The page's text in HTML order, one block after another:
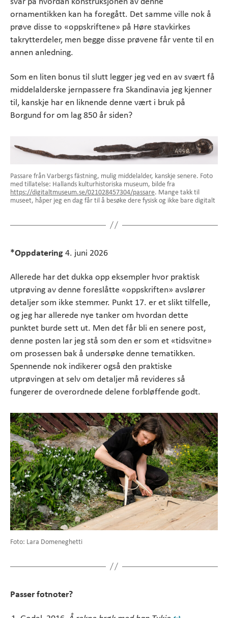
ornamentikken kan ha foregått. Det samme ville nok å
prøve disse to «oppskriftene» på Høre stavkirkes
takrytterdeler, men begge disse prøvene får vente til en
annen anledning.
Som en liten bonus til slutt legger jeg ved en av svært få
middelalderske jernpassere fra Skandinavia jeg kjenner
til, kanskje har en liknende denne vært i bruk på
Borgund for om lag 850 år siden?
Passare från Varbergs fästning, mulig middelalder, kanskje senere. Foto
med tillatelse: Hallands kulturhistoriska museum, bilde fra
https://digitaltmuseum.se/021028457304/passare. Mange takk til
museet, håper jeg en dag får til å besøke dere fysisk og ikke bare digitalt
*Oppdatering 4. juni 2026
Allerede har det dukka opp eksempler hvor praktisk
utprøving av denne foreslåtte «oppskriften» avslører
detaljer som ikke stemmer. Punkt 17. er et slikt tilfelle,
og jeg har allerede nye tanker om hvordan dette
punktet burde sett ut. Men det får bli en senere post,
denne posten lar jeg stå som den er som et «tidsvitne»
om prosessen bak å undersøke denne tematikken.
Spennende nok indikerer også den praktiske
utprøvingen at selv om detaljer må revideres så
fungerer de overordnede delene forbløffende godt.
Foto: Lara Domeneghetti
Passer fotnoter?